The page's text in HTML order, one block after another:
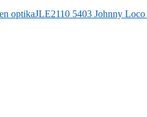
JLE2110 5403 Johnny Loco